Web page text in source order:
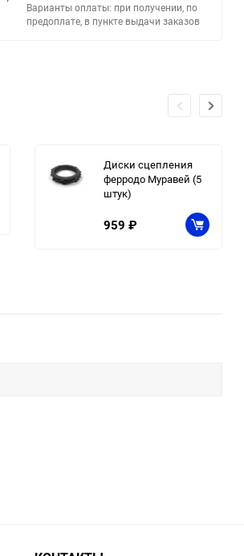
Варианты оплаты: при получении, по
предоплате, в пункте выдачи заказов
Диски сцепления
ферродо Муравей (5
штук)
959 ₽